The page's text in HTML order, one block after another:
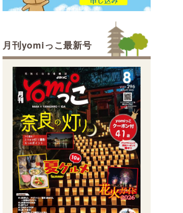
月刊yomiっこ最新号